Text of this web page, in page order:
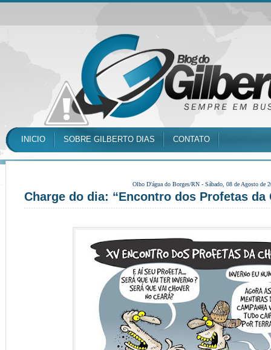
INICIO SOBRE GILBERTO DIAS CONTATO
Olho D'água do Borges/RN - Sábado, 08 de Agosto de
Charge do dia: “Encontro dos Profetas da